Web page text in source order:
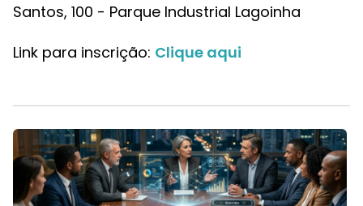
Santos, 100 - Parque Industrial Lagoinha
Link para inscrição: Clique aqui